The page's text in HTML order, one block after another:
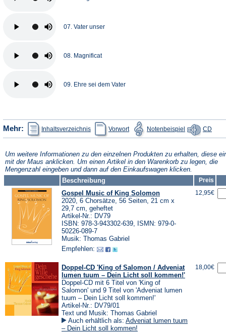
07. Vater unser
08. Magnificat
09. Ehre sei dem Vater
Mehr: Inhaltsverzeichnis
(Öffnet
in
einem
Tab)
Vorwort
(Öffnet
in
einem
Tab)
Notenbeispiel
(Öffnet
in
einem
Tab)
CDin
Tab)
Um weitere Informationen zu den einzelnen Produkten zu erhalten, diese
mit der Maus anklicken. Um einen Artikel in den Warenkorb zu legen, die
Mengenzahl eingeben und dann auf den Einkaufswagen klicken.
Beschreibung
Preis
Gospel Music of King Solomon
2020, 6 Chorsätze, 56 Seiten, 21 cm x
29,7 cm, geheftet
Artikel-Nr.: DV79
ISBN: 978-3-943302-639, ISMN: 979-0-
50226-089-7
Musik: Thomas Gabriel
Empfehlen:
12,95€
Doppel-CD 'King of Salomon / Adveniat
lumen tuum – Dein Licht soll kommen!'
Doppel-CD mit 6 Titel von 'King of
Salomon' und 9 Titel von 'Adveniat lumen
tuum – Dein Licht soll kommen!'
Artikel-Nr.: DV79/01
Text und Musik: Thomas Gabriel
Auch erhältlich als: Adveniat lumen tuum
– Dein Licht soll kommen!
18,00€